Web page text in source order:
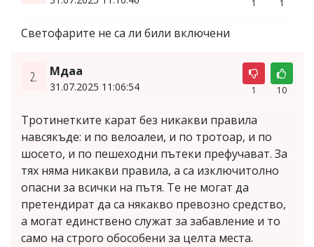
1 1
Светофарите не са ли били включени
2. Mдaa
31.07.2025 11:06:54 1 10
Тротинетките карат без никакви правила
навсякъде: и по велоалеи, и по тротоар, и по
шосето, и по пешеходни пътеки префучават. За
тях няма никакви правила, а са изключитолно
опасни за всички на пътя. Те не могат да
претендират да са някакво превозно средство,
а могат единствено служат за забавление и то
само на строго обособени за целта места.